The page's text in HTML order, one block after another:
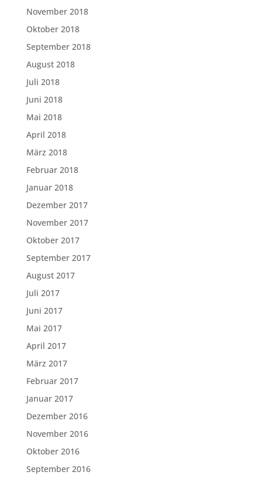
November 2018
Oktober 2018
September 2018
August 2018
Juli 2018
Juni 2018
Mai 2018
April 2018
März 2018
Februar 2018
Januar 2018
Dezember 2017
November 2017
Oktober 2017
September 2017
August 2017
Juli 2017
Juni 2017
Mai 2017
April 2017
März 2017
Februar 2017
Januar 2017
Dezember 2016
November 2016
Oktober 2016
September 2016